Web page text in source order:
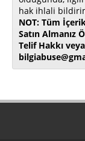
hak ihlali
NOT: Tüm
Satın Almanız
Telif Hakkı